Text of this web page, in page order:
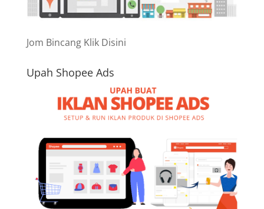
Jom Bincang Klik Disini
Upah Shopee Ads